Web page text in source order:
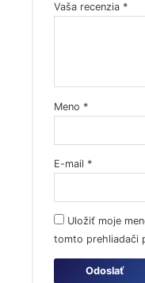
Vaša recenzia *
Meno *
E-mail *
Uložiť moje
tomto prehliadači